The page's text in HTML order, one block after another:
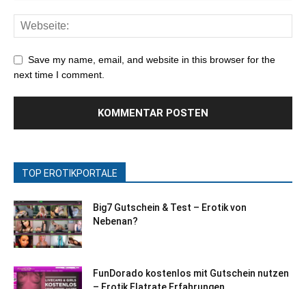
Save my name, email, and website in this browser for the
next time I comment.
TOP EROTIKPORTALE
Big7 Gutschein & Test – Erotik von
Nebenan?
FunDorado kostenlos mit Gutschein nutzen